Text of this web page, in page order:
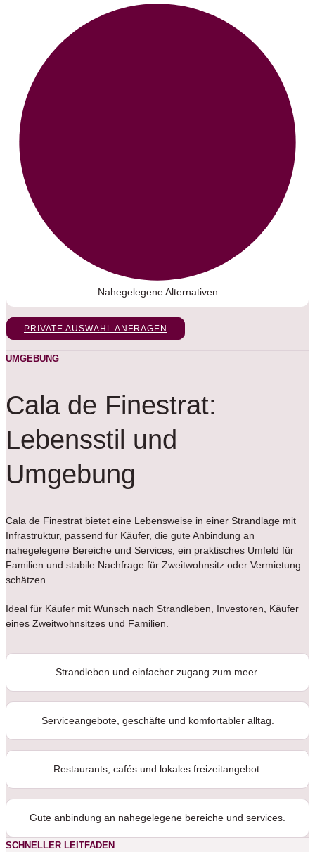
Nahegelegene Alternativen
PRIVATE AUSWAHL ANFRAGEN
UMGEBUNG
Cala de Finestrat:
Lebensstil und
Umgebung
Cala de Finestrat bietet eine Lebensweise in einer Strandlage mit
Infrastruktur, passend für Käufer, die gute Anbindung an
nahegelegene Bereiche und Services, ein praktisches Umfeld für
Familien und stabile Nachfrage für Zweitwohnsitz oder Vermietung
schätzen.
Ideal für Käufer mit Wunsch nach Strandleben, Investoren, Käufer
eines Zweitwohnsitzes und Familien.
Strandleben und einfacher zugang zum meer.
Serviceangebote, geschäfte und komfortabler alltag.
Restaurants, cafés und lokales freizeitangebot.
Gute anbindung an nahegelegene bereiche und services.
SCHNELLER LEITFADEN